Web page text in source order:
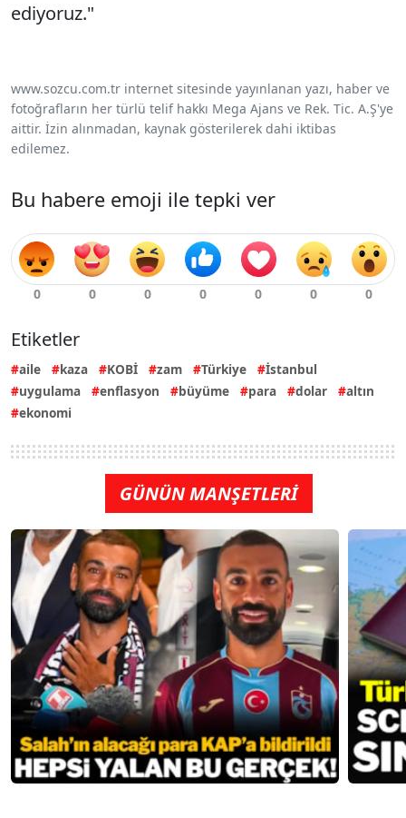
ediyoruz."
www.sozcu.com.tr internet sitesinde yayınlanan yazı, haber ve
fotoğrafların her türlü telif hakkı Mega Ajans ve Rek. Tic. A.Ş'ye
aittir. İzin alınmadan, kaynak gösterilerek dahi iktibas
edilemez.
Bu habere emoji ile tepki ver
Etiketler
aile kaza KOBİ zam Türkiye
İstanbul
uygulama
enflasyon büyüme para dolar
altın
ekonomi
GÜNÜN MANŞETLERİ